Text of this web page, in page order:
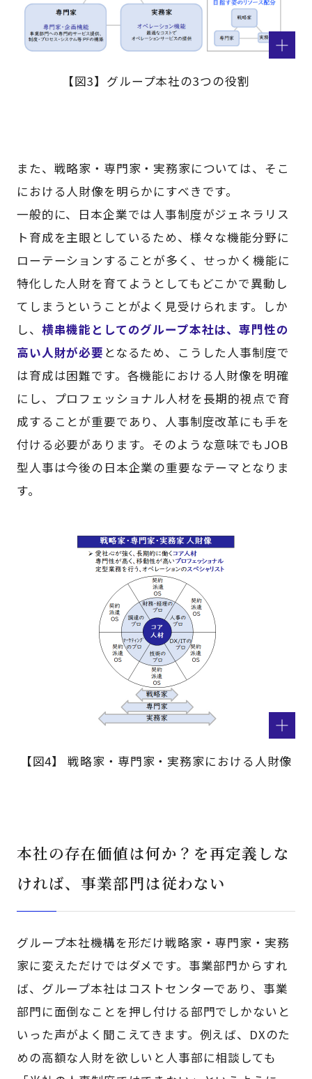
【図3】グループ本社の3つの役割
また、戦略家・専門家・実務家については、そこ
における人財像を明らかにすべきです。
一般的に、日本企業では人事制度がジェネラリス
ト育成を主眼としているため、様々な機能分野に
ローテーションすることが多く、せっかく機能に
特化した人財を育てようとしてもどこかで異動し
てしまうということがよく見受けられます。しか
し、 横串機能としてのグループ本社は、専門性の
高い人財が必要 となるため、こうした人事制度で
は育成は困難です。各機能における人財像を明確
にし、プロフェッショナル人材を長期的視点で育
成することが重要であり、人事制度改革にも手を
付ける必要があります。そのような意味でもJOB
型人事は今後の日本企業の重要なテーマとなりま
す。
【図4】 戦略家・専門家・実務家における人財像
本社の存在価値は何か？を再定義しな
ければ、事業部門は従わない
グループ本社機構を形だけ戦略家・専門家・実務
家に変えただけではダメです。事業部門からすれ
ば、グループ本社はコストセンターであり、事業
部門に面倒なことを押し付ける部門でしかないと
いった声がよく聞こえてきます。例えば、DXのた
めの高額な人財を欲しいと人事部に相談しても